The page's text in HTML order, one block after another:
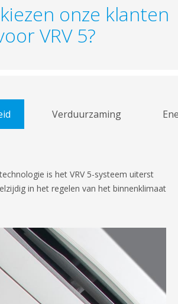
onze klanten
VRV 5?
Verduurzaming
is het VRV 5-systeem uiterst
in het regelen van het binnenklimaat